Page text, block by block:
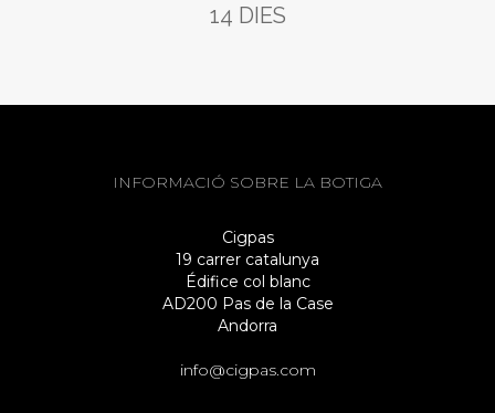
14 DIES
INFORMACIÓ SOBRE LA BOTIGA
Cigpas
19 carrer catalunya
Édifice col blanc
AD200 Pas de la Case
Andorra
info@cigpas.com